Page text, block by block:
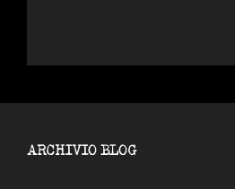
ARCHIVIO BLOG